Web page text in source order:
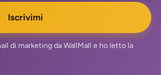
Iscrivimi
di marketing da WallMall e ho letto la